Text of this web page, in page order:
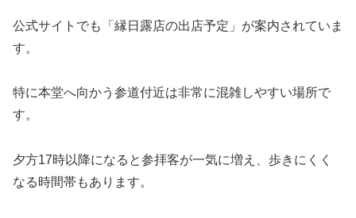
公式サイトでも「縁日露店の出店予定」が案内されていま
す。
特に本堂へ向かう参道付近は非常に混雑しやすい場所で
す。
夕方17時以降になると参拝客が一気に増え、歩きにくく
なる時間帯もあります。